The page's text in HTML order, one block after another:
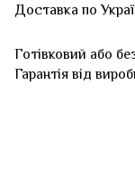
Доставка по
Готівковий або
Гарантія від